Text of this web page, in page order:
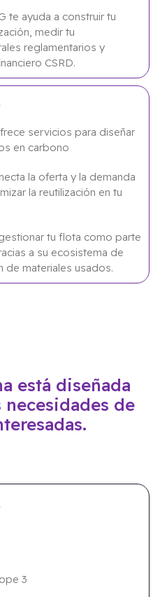
te ayuda a construir tu
medir tu
reglamentarios y
CSRD.
servicios para diseñar
en carbono
la oferta y la demanda
la reutilización en tu
tu flota como parte
a su ecosistema de
de materiales usados.
está diseñada
necesidades de
3